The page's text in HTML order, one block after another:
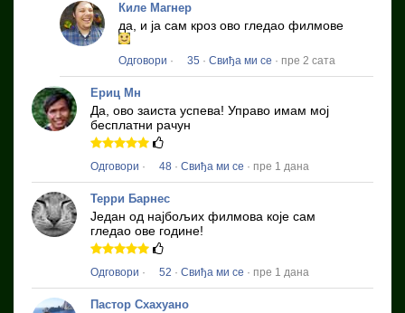
Киле Магнер
да, и ја сам кроз ово гледао филмове
Одговори · 35 · Свиђа ми се · пре 2 сата
Ериц Мн
Да, ово заиста успева! Управо имам мој
бесплатни рачун
Одговори · 48 · Свиђа ми се · пре 1 дана
Терри Барнес
Један од најбољих филмова које сам
гледао ове године!
Одговори · 52 · Свиђа ми се · пре 1 дана
Пастор Схахуано